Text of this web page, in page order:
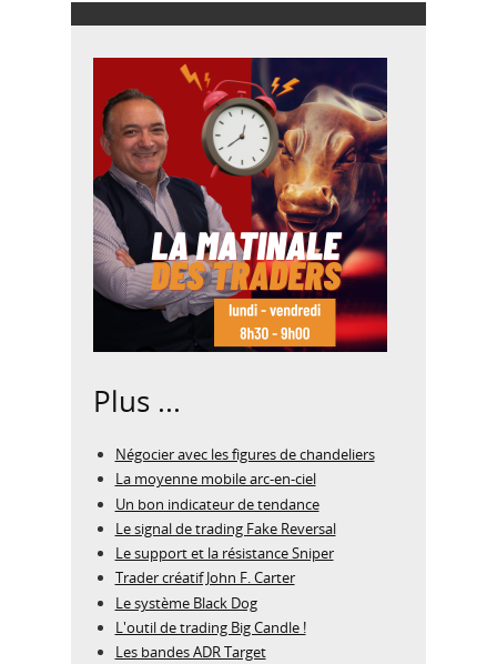
Plus ...
Négocier avec les figures de chandeliers
La moyenne mobile arc-en-ciel
Un bon indicateur de tendance
Le signal de trading Fake Reversal
Le support et la résistance Sniper
Trader créatif John F. Carter
Le système Black Dog
L'outil de trading Big Candle !
Les bandes ADR Target